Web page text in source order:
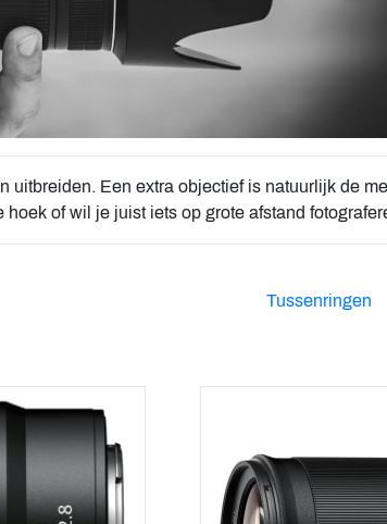
Een extra objectief is natuurlijk de
of wil je juist iets op grote afstand
Tussenringen